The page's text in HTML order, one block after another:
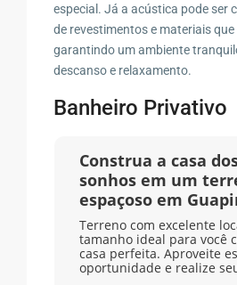
especial. Já a acústica pode ser
de revestimentos e materiais
garantindo um ambiente
descanso e relaxamento.
Banheiro Privativo
Construa a casa
sonhos em um
espaçoso em
Terreno com excelente
tamanho ideal para você
casa perfeita. Aproveite
oportunidade e realize